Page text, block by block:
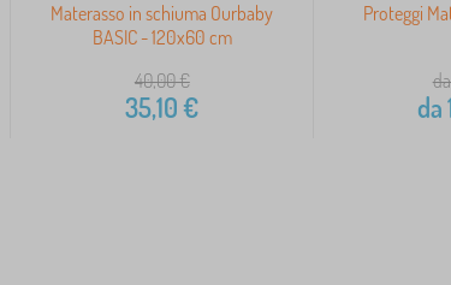
Materasso in schiuma Ourbaby
BASIC - 120x60 cm
40,00€
35,10€
Proteggi
da